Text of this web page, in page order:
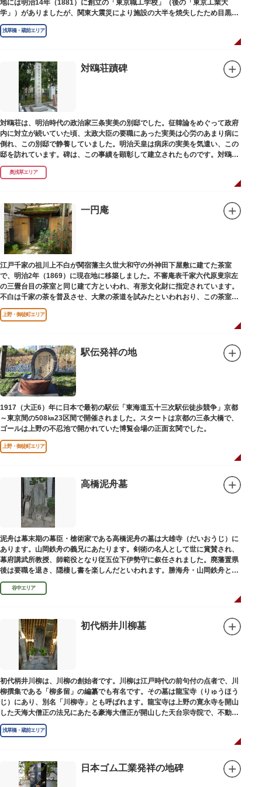
地には明治14年（1881）に創立の「東京職工学校」（後の「東京工業大
学」）がありましたが、関東大震災により施設の大半を焼失したため目黒に
移転しました。
浅草橋・蔵前エリア
対鴎荘蹟碑
対鴎荘は、明治時代の政治家三条実美の別邸でした。征韓論をめぐって政府
内に対立が続いていた頃、太政大臣の要職にあった実美は心労のあまり病に
倒れ、この別邸で静養していました。明治天皇は病床の実美を気遣い、この
邸を訪れています。碑は、この事績を顕彰して建立されたものです。対鴎荘
は、多摩市連光寺に移築されました。
奥浅草エリア
一円庵
江戸千家の祖川上不白が関宿藩主久世大和守の外神田下屋敷に建てた茶室
で、明治2年（1869）に現在地に移築しました。不審庵表千家六代原叟宗左
の三畳台目の茶室と同じ建て方といわれ、有形文化財に指定されています。
不白は千家の茶を普及させ、大衆の茶道を試みたといわれおり、この茶室は
江戸千家を広める拠点となりました。
上野・御徒町エリア
駅伝発祥の地
1917（大正6）年に日本で最初の駅伝「東海道五十三次駅伝徒歩競争」京都
～東京間の508㎞23区間で開催されました。スタートは京都の三条大橋で、
ゴールは上野の不忍池で開かれていた博覧会場の正面玄関でした。
上野・御徒町エリア
高橋泥舟墓
泥舟は幕末期の幕臣・槍術家である高橋泥舟の墓は大雄寺（だいおうじ）に
あります。山岡鉄舟の義兄にあたります。剣術の名人として世に賞賛され、
幕府講武所教授、師範役となり従五位下伊勢守に叙任されました。廃藩置県
後は要職を退き、隠棲し書を楽しんだといわれます。勝海舟・山岡鉄舟と共
に幕末の三舟といわれています。
谷中エリア
初代柄井川柳墓
初代柄井川柳は、川柳の創始者です。川柳は江戸時代の前句付の点者で、川
柳撰集である「柳多留」の編纂でも有名です。その墓は龍宝寺（りゅうほう
じ）にあり、別名「川柳寺」とも呼ばれます。龍宝寺は上野の寛永寺を開山
した天海大僧正の法兄にあたる豪海大僧正が開山した天台宗寺院で、不動明
王の梵字を刻んだ板碑が境内に残っています。
浅草橋・蔵前エリア
日本ゴム工業発祥の地碑